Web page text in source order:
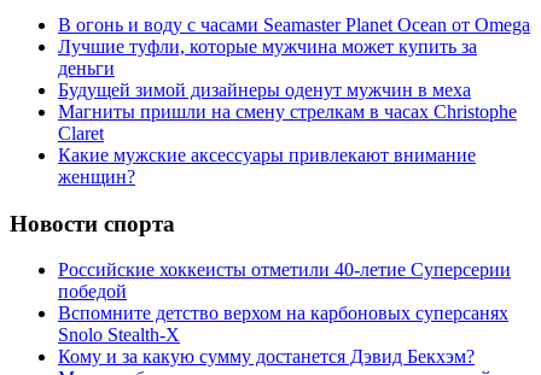
В огонь и воду с часами Seamaster Planet Ocean от Omega
Лучшие туфли, которые мужчина может купить за
деньги
Будущей зимой дизайнеры оденут мужчин в меха
Магниты пришли на смену стрелкам в часах Christophe
Claret
Какие мужские аксессуары привлекают внимание
женщин?
Новости спорта
Российские хоккеисты отметили 40-летие Суперсерии
победой
Вспомните детство верхом на карбоновых суперсанях
Snolo Stealth-X
Кому и за какую сумму достанется Дэвид Бекхэм?